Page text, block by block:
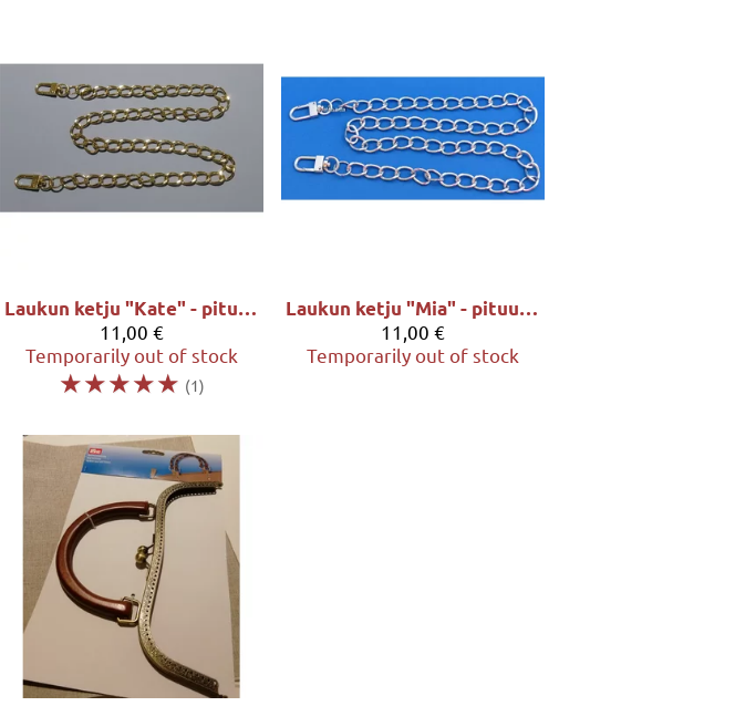
Laukun ketju "Kate" - pituus 70cm, sävy kulta
11,00 €
Temporarily out of stock
☆☆☆☆☆ (1)
Laukun ketju "Mia" - pituus 70cm, sävy hopea
11,00 €
Temporarily out of stock